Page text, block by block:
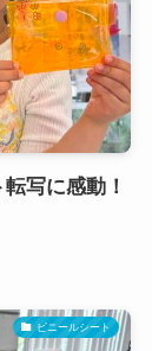
写に感動！
ビニールシート